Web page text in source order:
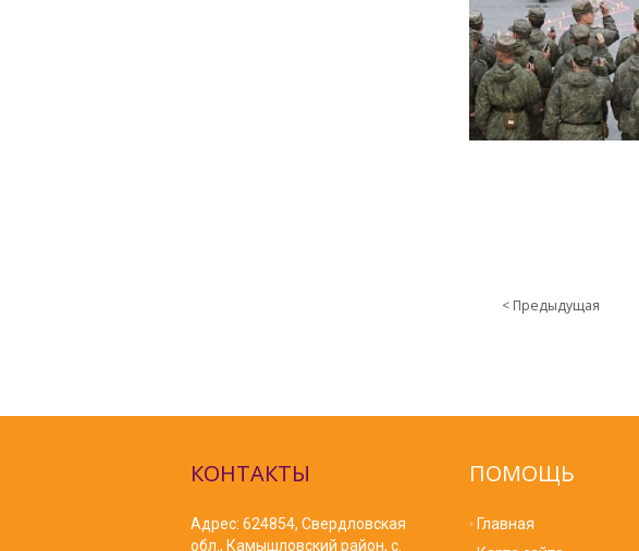
< Предыдущая
ПОМОЩЬ
Главная
КОНТАКТЫ
Адрес: 624854, Свердловская
обл., Камышловский район, с.